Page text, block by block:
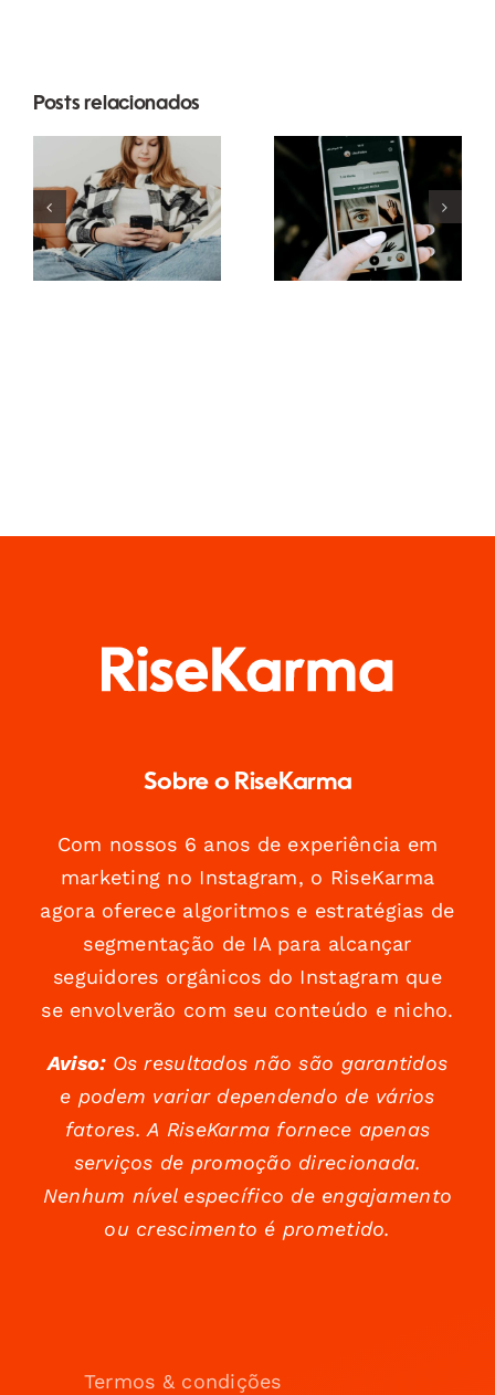
Posts relacionados
Estratégias
inovadoras
para
aumentar a
visibilidade
de grupos
no
Melhores
práticas
para usar
filtros de
realidade
aumentada
Sobre o RiseKarma
Com nossos 6 anos de experiência em
marketing no Instagram, o RiseKarma
agora oferece algoritmos e estratégias de
segmentação de IA para alcançar
seguidores orgânicos do Instagram que
se envolverão com seu conteúdo e nicho.
Aviso:Os resultados não são garantidos
e podem variar dependendo de vários
fatores. A RiseKarma fornece apenas
serviços de promoção direcionada.
Nenhum nível específico de engajamento
ou crescimento é prometido.
Termos & condições